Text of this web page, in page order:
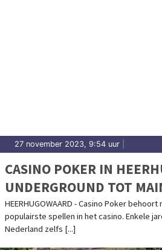
27 november 2023, 9:54 uur
CASINO POKER IN
UNDERGROUND TOT
HEERHUGOWAARD - Casino Poker
populairste spellen in het casino. Enkele
Nederland zelfs [...]